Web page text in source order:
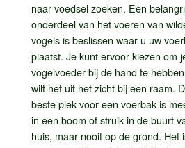
naar voedsel zoeken. Een
onderdeel van het voeren van
vogels is beslissen waar u uw
plaatst. Je kunt ervoor kiezen om
vogelvoeder bij de hand te
wilt het uit het zicht bij een raam.
beste plek voor een voerbak is
in een boom of struik in de buurt
huis, maar nooit op de grond. Het